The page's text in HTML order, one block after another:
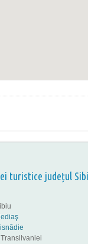
turistice județul